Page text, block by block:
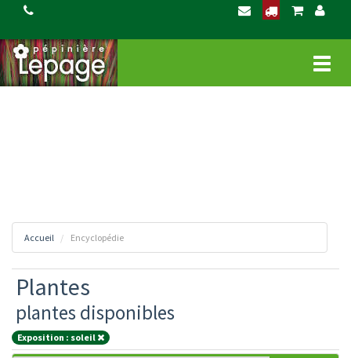
Ce site utilise Google Analytics. En continuant Ã naviguer, vous nous autorisez Ã
Accueil Encyclopédie
Plantes
plantes disponibles
Exposition : soleil